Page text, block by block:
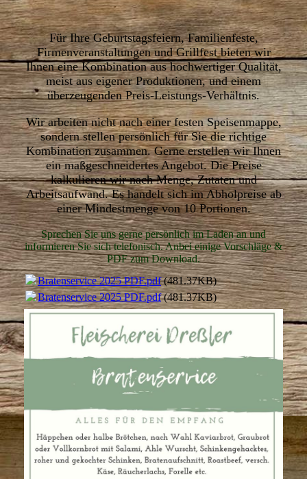
Für Ihre Geburtstagsfeiern, Familienfeste,
Firmenveranstaltungen und Grillfest bieten wir
Ihnen eine Kombination aus hochwertiger Qualität,
meist aus eigener Produktionen, und einem
überzeugenden Preis-Leistungs-Verhältnis.
Wir arbeiten nicht nach einer festen Speisenmappe,
sondern stellen persönlich für Sie die richtige
Kombination zusammen. Gerne erstellen wir Ihnen
ein maßgeschneidertes Angebot. Die Preise
kalkulieren wir nach Menge, Zutaten und
Arbeitsaufwand. Es handelt sich im Abholpreise ab
einer Mindestmenge von 10 Portionen.
Sprechen Sie uns gerne persönlich im Laden an und
informieren Sie sich telefonisch. Anbei einige Vorschläge &
PDF zum Download.
Bratenservice 2025 PDF.pdf(481.37KB)
Bratenservice 2025 PDF.pdf(481.37KB)